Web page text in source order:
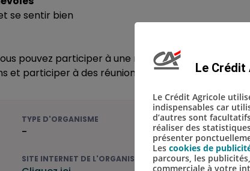
se sentir bien
pouvez participer à une réunion d’accueil, être
et participer à des réunions d’échange régulières.
TYPE D'ORGANISME
-
SITE INTERNET DE L'ORGANISME
Le
Le Crédit Agricole
indispensables car
d’autres sont
réaliser des
présenter
Les cookies de
parcours, les
commerciale à votre